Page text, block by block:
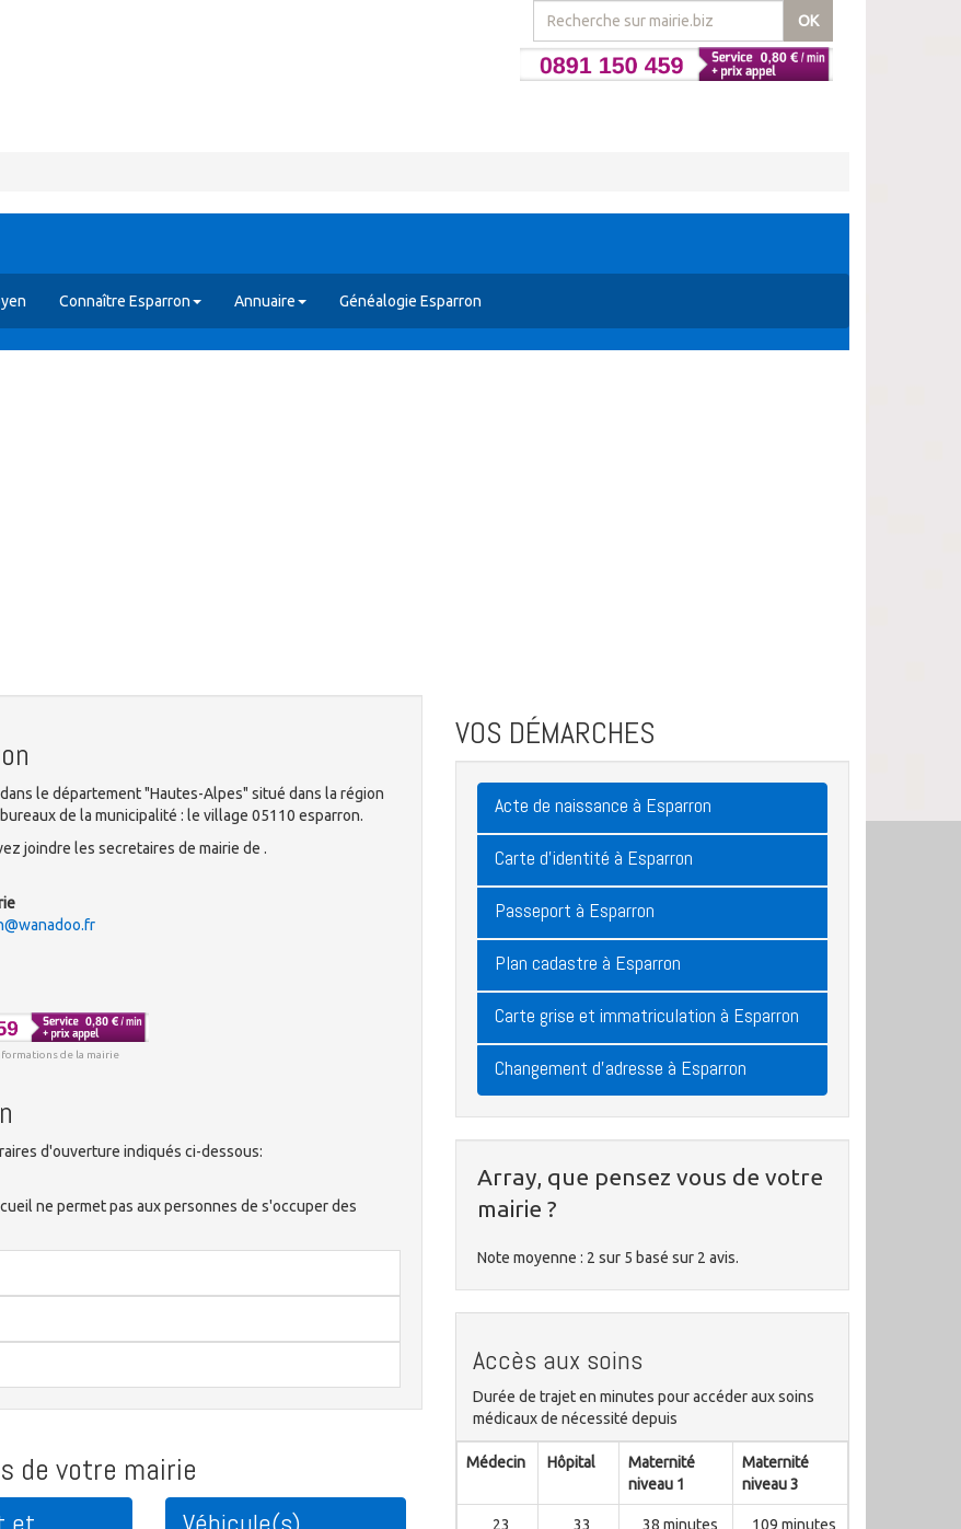
OK
Connaître Esparron Annuaire Généalogie Esparron
dans le département "Hautes-Alpes" situé dans la région
de la municipalité : le village 05110 esparron.
joindre les secretaires de mairie de .
de la mairie
d'ouverture indiqués ci-dessous:
ne permet pas aux personnes de s'occuper des
de votre mairie
VOS DÉMARCHES
Acte de naissance à Esparron
Carte d'identité à Esparron
Passeport à Esparron
Plan cadastre à Esparron
Carte grise et immatriculation à Esparron
Changement d'adresse à Esparron
Array, que pensez vous de votre
mairie ?
Note moyenne : 2 sur 5 basé sur 2 avis.
Accès aux soins
Durée de trajet en minutes pour accéder aux soins
médicaux de nécessité depuis
Médecin Hôpital
Maternité
niveau 1
Maternité
niveau 3
23
33
38 minutes 109 minutes